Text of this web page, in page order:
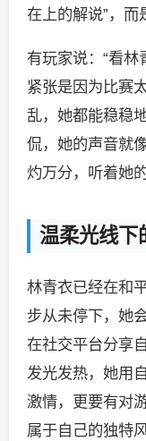
在上的解说”，而
有玩家说：“看林
紧张是因为比赛
乱，她都能稳稳
侃，她的声音就
灼万分，听着她
温柔光线下
林青衣已经在和
步从未停下，她
在社交平台分享
发光发热，她用
激情，更要有对
属于自己的独特风